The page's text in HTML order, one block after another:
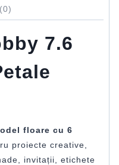
7.6
floare cu 6
proiecte creative,
invitații, etichete